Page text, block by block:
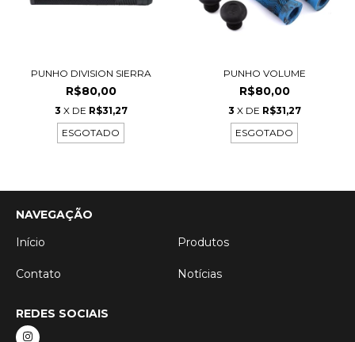
PUNHO DIVISION SIERRA
R$80,00
3 X DE R$31,27
ESGOTADO
PUNHO VOLUME
R$80,00
3 X DE R$31,27
ESGOTADO
NAVEGAÇÃO
Início
Produtos
Contato Notícias
REDES SOCIAIS